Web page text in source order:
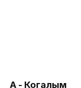
А - Когалым